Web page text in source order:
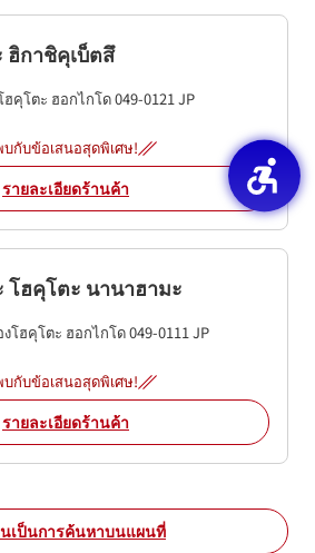
ฮิกาชิคุเบ็ตสึ
ฮคุโตะ ฮอกไกโด049-0121JP
กับข้อเสนอสุดพิเศษ!
รายละเอียดร้านค้า
โฮคุโตะ นานาฮามะ
งโฮคุโตะ ฮอกไกโด049-0111JP
กับข้อเสนอสุดพิเศษ!
รายละเอียดร้านค้า
นเป็นการค้นหาบนแผนที่